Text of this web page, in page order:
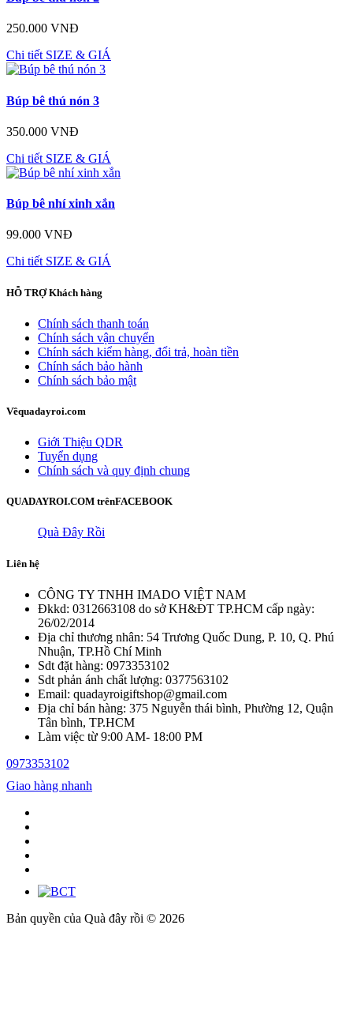
250.000 VNĐ
Chi tiết SIZE & GIÁ
Búp bê thú nón 3
350.000 VNĐ
Chi tiết SIZE & GIÁ
Búp bê nhí xinh xắn
99.000 VNĐ
Chi tiết SIZE & GIÁ
HỖ TRỢKhách hàng
Chính sách thanh toán
Chính sách vận chuyển
Chính sách kiểm hàng, đổi trả, hoàn tiền
Chính sách bảo hành
Chính sách bảo mật
Vềquadayroi.com
Giới Thiệu QDR
Tuyển dụng
Chính sách và quy định chung
QUADAYROI.COM trênFACEBOOK
Quà Đây Rồi
Liên hệ
CÔNG TY TNHH IMADO VIỆT NAM
Đkkd: 0312663108 do sở KH&ĐT TP.HCM cấp ngày:
26/02/2014
Địa chỉ thương nhân: 54 Trương Quốc Dung, P. 10, Q. Phú
Nhuận, TP.Hồ Chí Minh
Sdt đặt hàng: 0973353102
Sdt phản ánh chất lượng: 0377563102
Email: quadayroigiftshop@gmail.com
Địa chỉ bán hàng: 375 Nguyễn thái bình, Phường 12, Quận
Tân bình, TP.HCM
Làm việc từ 9:00 AM- 18:00 PM
0973353102
Giao hàng nhanh
Bản quyền của Quà đây rồi © 2026